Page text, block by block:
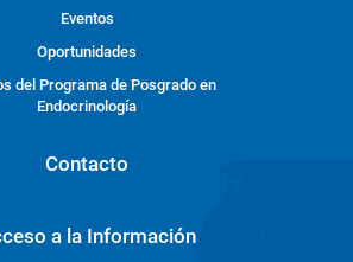
Eventos
Oportunidades
del Programa de Posgrado en
Endocrinología
Contacto
a la Información